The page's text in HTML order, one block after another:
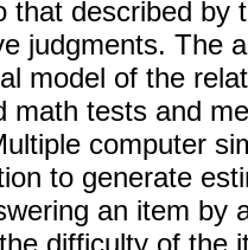
that described by
judgments. The
model of the
math tests and
computer
to generate
an item by